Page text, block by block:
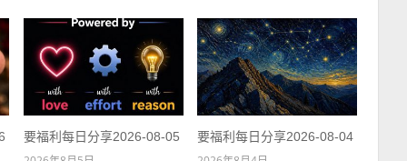
要福利每日分享2026-08-05 要福利每日分享2026-08-04